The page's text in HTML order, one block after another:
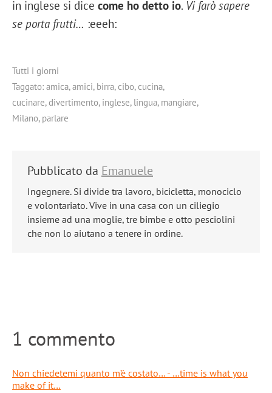
in inglese si dice come ho detto io. Vi farò sapere
se porta frutti… :eeeh:
Tutti i giorni
Taggato: amica,amici, birra,cibo,cucina,
cucinare,divertimento, inglese, lingua, mangiare,
Milano, parlare
Pubblicato da Emanuele
Ingegnere. Si divide tra lavoro, bicicletta, monociclo
e volontariato. Vive in una casa con un ciliegio
insieme ad una moglie, tre bimbe e otto pesciolini
che non lo aiutano a tenere in ordine.
1 commento
Non chiedetemi quanto m’è costato… - …time is what you
make of it…